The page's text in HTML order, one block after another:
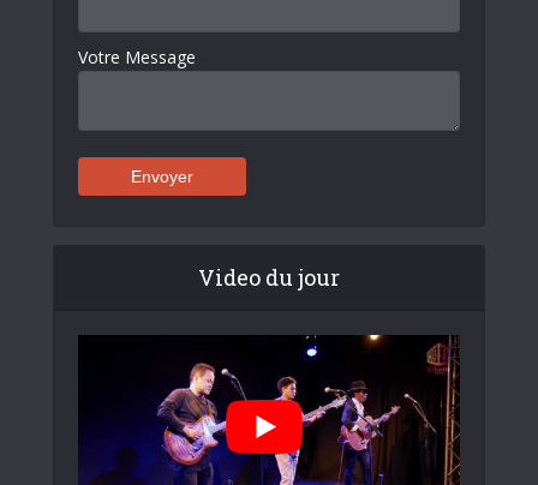
Votre Message
Video du jour